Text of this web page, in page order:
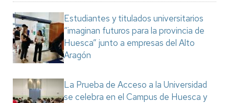
Estudiantes y titulados universitarios
“imaginan futuros para la provincia de
Huesca” junto a empresas del Alto
Aragón
La Prueba de Acceso a la Universidad
se celebra en el Campus de Huesca y